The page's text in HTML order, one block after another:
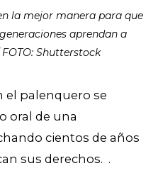
la mejor manera para que
aprendan a
Shutterstock
el palenquero se
oral de una
cientos de años
sus derechos. .